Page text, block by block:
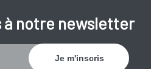
à notre newsletter